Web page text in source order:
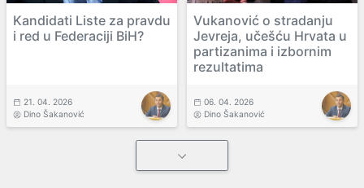
Kandidati Liste za pravdu
i red u Federaciji BiH?
21. 04. 2026
Dino Šakanović
Vukanović o stradanju
Jevreja, učešću Hrvata u
partizanima i izbornim
rezultatima
06. 04. 2026
Dino Šakanović